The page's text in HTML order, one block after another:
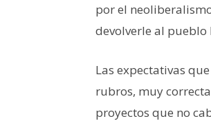
por el
devolverle al pueblo
Las expectativas
rubros, muy
proyectos que no